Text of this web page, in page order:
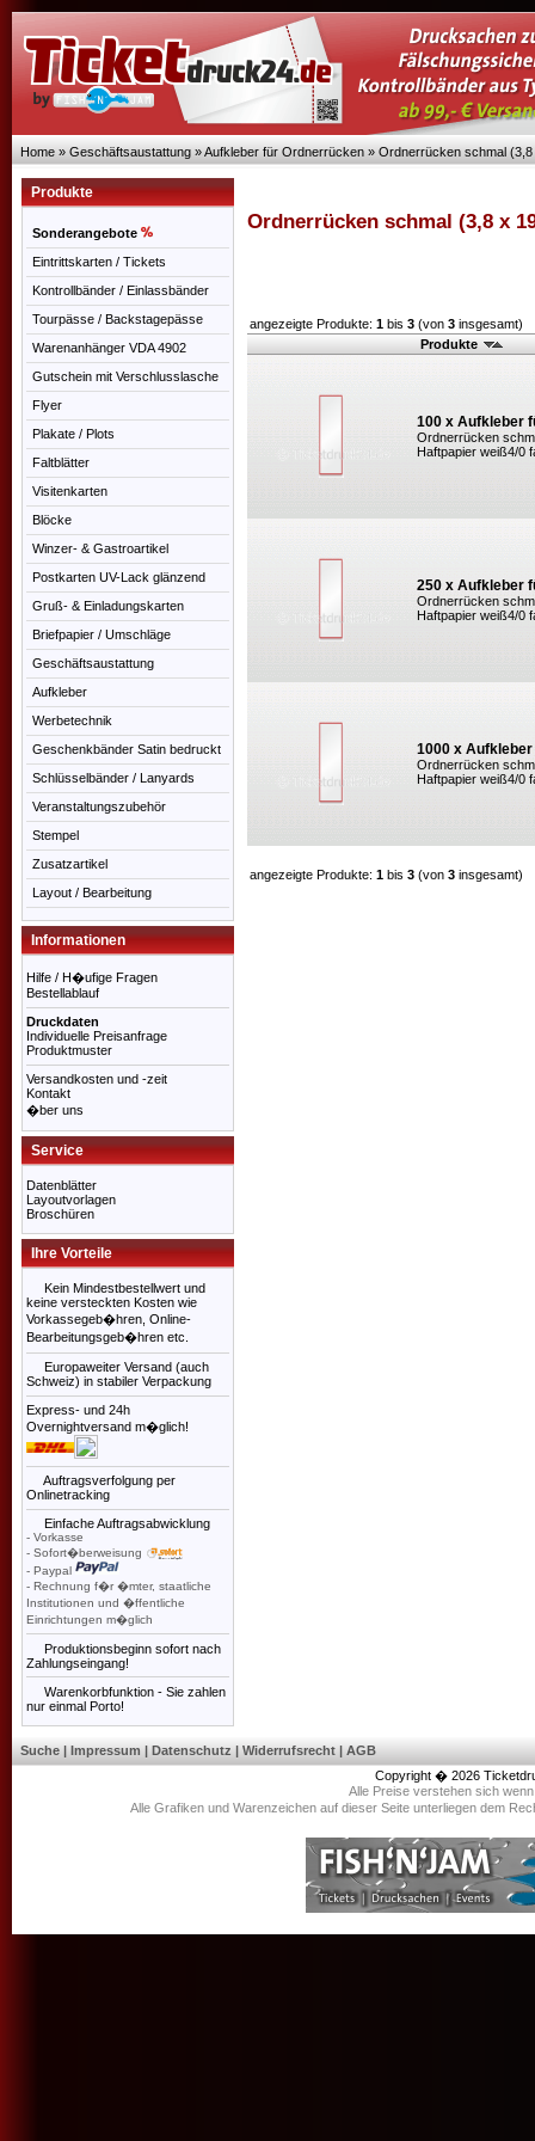
Home » Geschäftsaustattung »Aufkleber für Ordnerrücken » Ordnerrücken schmal
Produkte
Sonderangebote
Eintrittskarten / Tickets
Kontrollbänder / Einlassbänder
Tourpässe / Backstagepässe
Warenanhänger VDA 4902
Gutschein mit Verschlusslasche
Flyer
Plakate / Plots
Faltblätter
Visitenkarten
Blöcke
Winzer- & Gastroartikel
Postkarten UV-Lack glänzend
Gruß- & Einladungskarten
Briefpapier / Umschläge
Geschäftsaustattung
Aufkleber
Werbetechnik
Geschenkbänder Satin bedruckt
Schlüsselbänder / Lanyards
Veranstaltungszubehör
Stempel
Zusatzartikel
Layout / Bearbeitung
Informationen
Hilfe / H�ufige Fragen
Bestellablauf
Druckdaten
Individuelle Preisanfrage
Produktmuster
Versandkosten und -zeit
Kontakt
�ber uns
Service
Datenblätter
Layoutvorlagen
Broschüren
Ihre Vorteile
Kein Mindestbestellwert und
keine versteckten Kosten wie
Vorkassegeb�hren, Online-
Bearbeitungsgeb�hren etc.
Europaweiter Versand (auch
Schweiz) in stabiler Verpackung
Express- und 24h
Overnightversand m�glich!
Auftragsverfolgung per
Onlinetracking
Einfache Auftragsabwicklung
- Vorkasse
- Sofort�berweisung
- Paypal
- Rechnung f�r �mter, staatliche
Institutionen und �ffentliche
Einrichtungen m�glich
Produktionsbeginn sofort nach
Zahlungseingang!
Warenkorbfunktion - Sie zahlen
nur einmal Porto!
Ordnerrücken schmal (3,8 x
angezeigte Produkte: 1 bis 3 (von 3 insgesamt)
Produkte
100 x Aufkleber
Ordnerrücken
Haftpapier weiß4/0
250 x Aufkleber
Ordnerrücken
Haftpapier weiß4/0
1000 x
Ordnerrücken
Haftpapier weiß4/0
angezeigte Produkte: 1 bis 3 (von 3 insgesamt)
Suche | Impressum | Datenschutz | Widerrufsrecht | AGB
Copyright � 2026
Alle Preise verstehen sich
Alle Grafiken und Warenzeichen auf dieser Seite unterliegen dem